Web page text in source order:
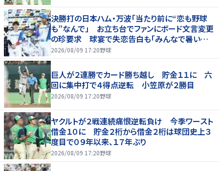
決勝打の日本ハム・万波「当たり前に“恋も野球
も”なんで」 お立ち台でファンにボード文言変更
の珍要求 球宴で失恋告白も「みんなで暑い夏
にしましょう！」
2026/08/09 17:20野球
巨人が２連勝でカード勝ち越し 貯金１１に 六
回に集中打で４得点逆転 小笠原が２勝目
2026/08/09 17:20野球
ヤクルトが２戦連続痛恨逆転負け 今季ワースト
借金１０に 貯金２桁から借金２桁は球団史上３
度目で０９年以来、１７年ぶり
2026/08/09 17:20野球